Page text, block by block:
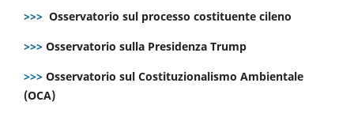
>>> Osservatorio sul processo costituente cileno
>>> Osservatorio sulla Presidenza Trump
>>> Osservatorio sul Costituzionalismo Ambientale
(OCA)